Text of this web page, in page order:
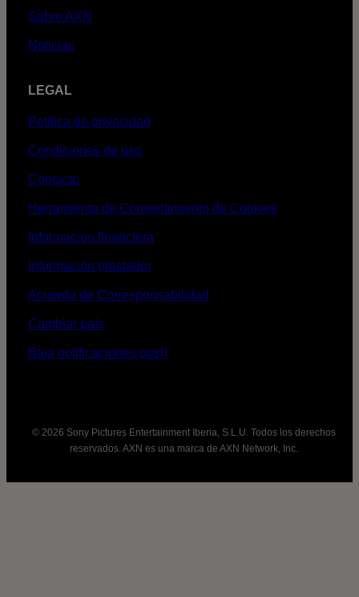
Sobre AXN
Noticias
LEGAL
Política de privacidad
Condiciones de uso
Contacto
Herramienta de Consentimiento de Cookies
Información financiera
Información prestador
Acuerdo de Corresponsabilidad
Cambiar país
Baja notificaciones push
© 2026 Sony Pictures Entertainment Iberia, S.L.U. Todos los derechos
reservados. AXN es una marca de AXN Network, Inc.